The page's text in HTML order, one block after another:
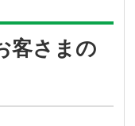
客さまの